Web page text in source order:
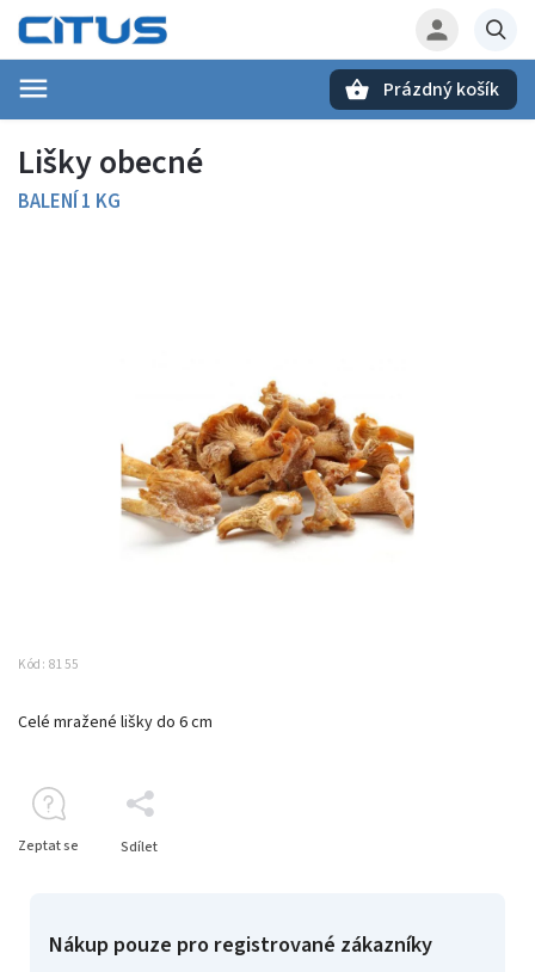
Prázdný košík
Lišky obecné
BALENÍ 1 KG
Kód: 8155
Nákup pouze pro registrované zákazníky
Celé mražené lišky do 6 cm
Zeptat se Sdílet